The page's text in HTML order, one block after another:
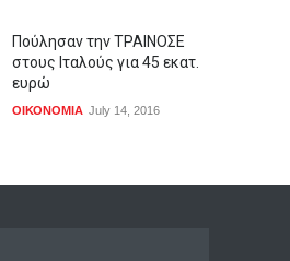
Πούλησαν την ΤΡΑΙΝΟΣΕ
στους Ιταλούς για 45 εκατ.
ευρώ
ΟΙΚΟΝΟΜΙΑ July 14, 2016